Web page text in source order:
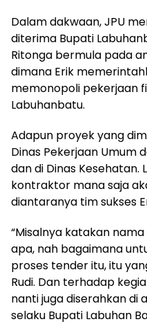
Dalam dakwaan, JPU
diterima Bupati
Ritonga bermula pada
dimana Erik
memonopoli pekerjaan
Labuhanbatu.
Adapun proyek yang
Dinas Pekerjaan Umum
dan di Dinas Kesehatan.
kontraktor mana saja
diantaranya tim sukses
“Misalnya katakan
apa, nah bagaimana
proses tender itu, itu
Rudi. Dan terhadap
nanti juga diserahkan di
selaku Bupati Labuhan